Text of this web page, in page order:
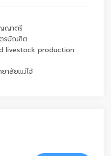
ญาตรี
รบัณฑิต
livestock production
าลัยแม่โจ้